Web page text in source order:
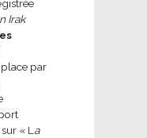
Irak
par
« L a